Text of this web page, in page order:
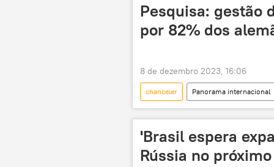
Pesquisa: gestão
por 82% dos
8 de dezembro 2023, 16:06
chanceler Panorama internacional
Ucrânia
sondagem
'Brasil espera
Rússia no